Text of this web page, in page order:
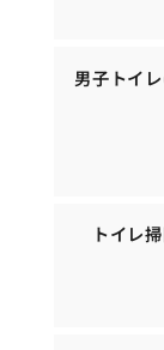
男子トイ
トイレ